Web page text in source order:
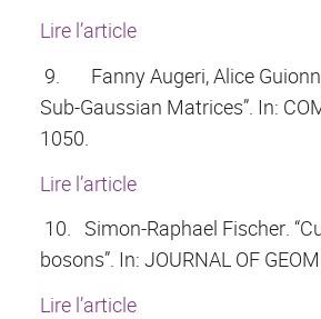
Lire l’article
9.
Fanny Augeri, Alice
Sub-Gaussian Matrices”. In:
1050.
Lire l’article
10. Simon-Raphael Fischer.
bosons”. In: JOURNAL OF
Lire l’article